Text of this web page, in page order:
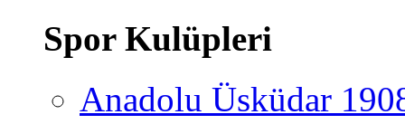
Spor Kulüpleri
Anadolu Üsküdar